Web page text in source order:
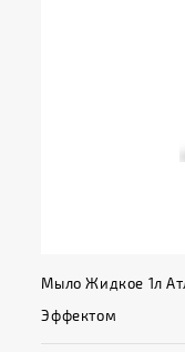
Мыло Жидкое 1л
Эффектом